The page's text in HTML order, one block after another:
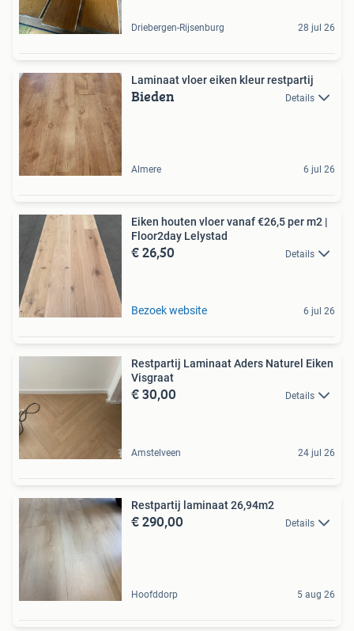
Driebergen-Rijsenburg 28 jul 26
Laminaat vloer eiken kleur restpartij
Bieden Details
Almere 6 jul 26
Eiken houten vloer vanaf €26,5 per m2 |
Floor2day Lelystad
€ 26,50 Details
Bezoek website 6 jul 26
Restpartij Laminaat Aders Naturel Eiken
Visgraat
€ 30,00 Details
Amstelveen 24 jul 26
Restpartij laminaat 26,94m2
€ 290,00 Details
Hoofddorp 5 aug 26